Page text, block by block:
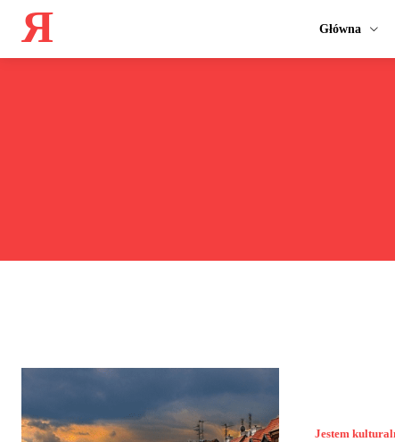
Я Główna
Jestem